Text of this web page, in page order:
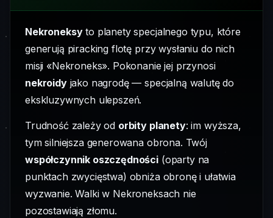
Nekroneksyto planety specjalnego typu, które
generują piracking flotę przy wysłaniu do nich
misji «Nekroneks». Pokonanie jej przynosi
nekroidyjako nagrodę — specjalną walutę do
ekskluzywnych ulepszeń.
Trudność zależy od orbity planety: im wyższa,
tym silniejsza generowana obrona. Twój
współczynnik oszczędności (oparty na
punktach zwycięstwa) obniża obronę i ułatwia
wyzwanie. Walki w Nekroneksach nie
pozostawiają złomu.